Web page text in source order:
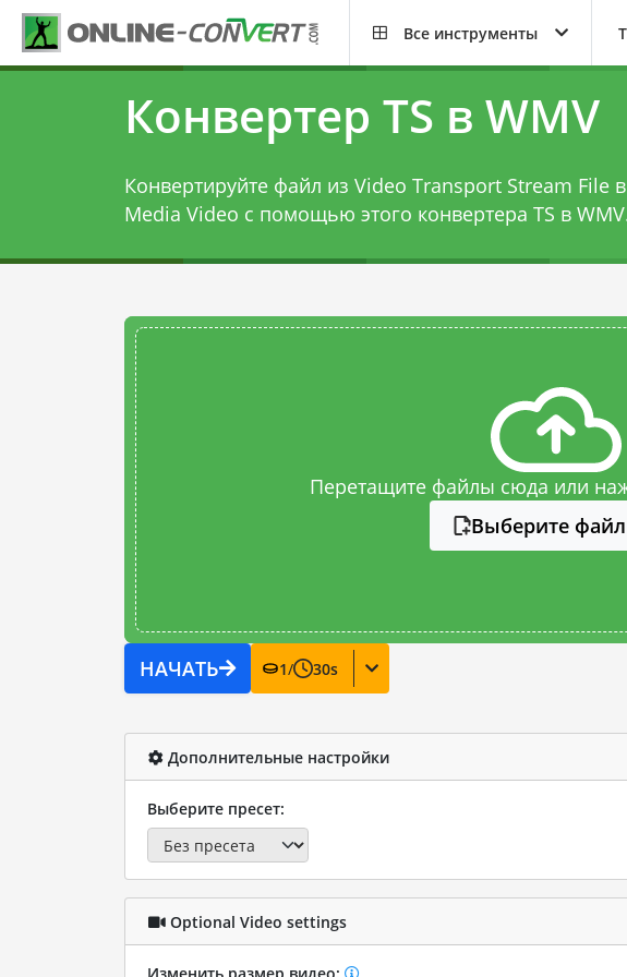
Все инструменты
Конвертер TS в WMV
Конвертируйте файл из Video Transport Stream File
Media Video с помощью этого конвертера TS в WMV
Перетащите файлы сюда или
Выберите файл
НАЧАТЬ 1/ 30s
Дополнительные настройки
Выберите пресет:
Optional Video settings